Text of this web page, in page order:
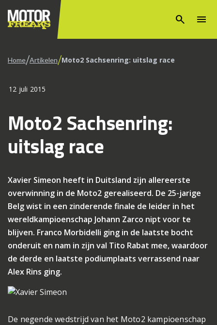
search menu
Home/Artikelen/Moto2 Sachsenring: uitslag race
12 juli 2015
Moto2 Sachsenring:
uitslag race
Xavier Simeon heeft in Duitsland zijn allereerste
overwinning in de Moto2 gerealiseerd. De 25-jarige
Belg wist in een zinderende finale de leider in het
wereldkampioenschap Johann Zarco nipt voor te
blijven. Franco Morbidelli ging in de laatste bocht
onderuit en nam in zijn val Tito Rabat mee, waardoor
de derde en laatste podiumplaats verrassend naar
Alex Rins ging.
De negende wedstrijd van het Moto2 kampioenschap